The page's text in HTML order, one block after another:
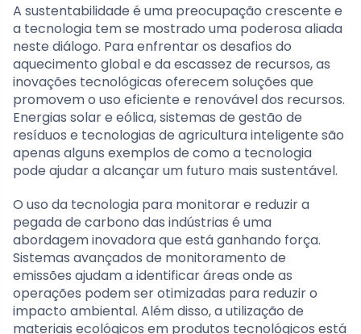
A sustentabilidade é uma preocupação crescente e
a tecnologia tem se mostrado uma poderosa aliada
neste diálogo. Para enfrentar os desafios do
aquecimento global e da escassez de recursos, as
inovações tecnológicas oferecem soluções que
promovem o uso eficiente e renovável dos recursos.
Energias solar e eólica, sistemas de gestão de
resíduos e tecnologias de agricultura inteligente são
apenas alguns exemplos de como a tecnologia
pode ajudar a alcançar um futuro mais sustentável.
O uso da tecnologia para monitorar e reduzir a
pegada de carbono das indústrias é uma
abordagem inovadora que está ganhando força.
Sistemas avançados de monitoramento de
emissões ajudam a identificar áreas onde as
operações podem ser otimizadas para reduzir o
impacto ambiental. Além disso, a utilização de
materiais ecológicos em produtos tecnológicos está